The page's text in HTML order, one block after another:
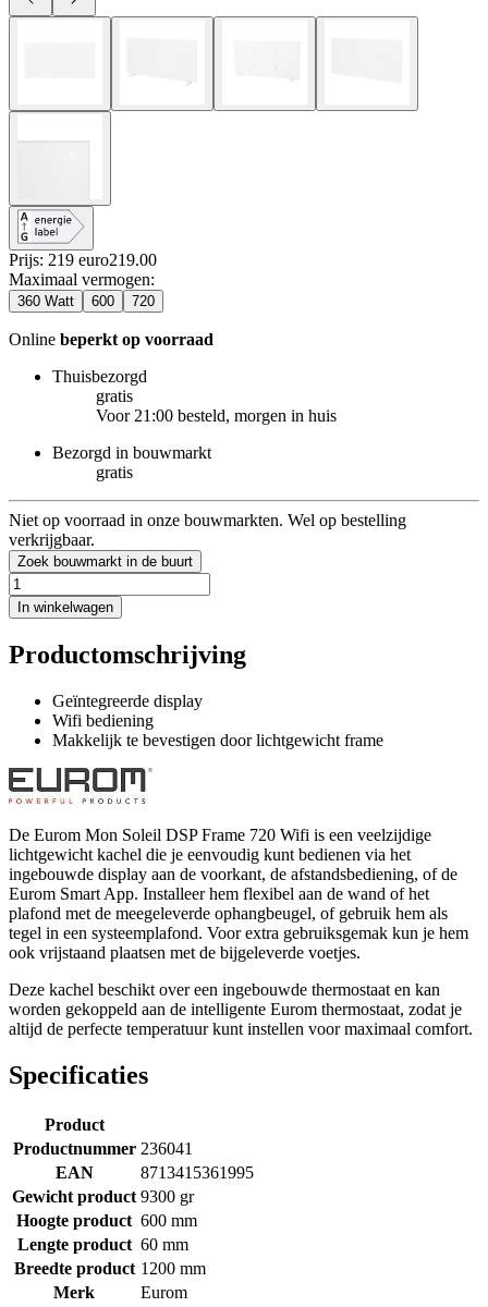
Prijs: 219 euro219.00
Maximaal vermogen:
360 Watt 600 720
Online beperkt op voorraad
Thuisbezorgd
gratis
Voor 21:00 besteld, morgen in huis
Bezorgd in bouwmarkt
gratis
Niet op voorraad in onze bouwmarkten. Wel op bestelling
verkrijgbaar.
Zoek bouwmarkt in de buurt
In winkelwagen
Productomschrijving
Geïntegreerde display
Wifi bediening
Makkelijk te bevestigen door lichtgewicht frame
De Eurom Mon Soleil DSP Frame 720 Wifi is een veelzijdige
lichtgewicht kachel die je eenvoudig kunt bedienen via het
ingebouwde display aan de voorkant, de afstandsbediening, of de
Eurom Smart App. Installeer hem flexibel aan de wand of het
plafond met de meegeleverde ophangbeugel, of gebruik hem als
tegel in een systeemplafond. Voor extra gebruiksgemak kun je hem
ook vrijstaand plaatsen met de bijgeleverde voetjes.
Deze kachel beschikt over een ingebouwde thermostaat en kan
worden gekoppeld aan de intelligente Eurom thermostaat, zodat je
altijd de perfecte temperatuur kunt instellen voor maximaal comfort.
Specificaties
Product
Productnummer 236041
EAN
8713415361995
Gewicht product 9300 gr
Hoogte product 600 mm
Lengte product 60 mm
Breedte product 1200 mm
Merk
Eurom